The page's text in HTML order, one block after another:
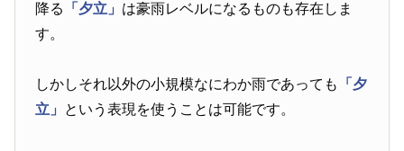
降る
「夕立」 は豪雨レベルになるものも存在しま
す。
しかしそれ以外の小規模なにわか雨であっても
「夕
立」 という表現を使うことは可能です。